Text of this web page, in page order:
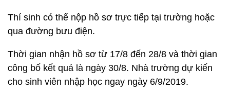
Thí sinh có thể nộp hồ sơ trực tiếp tại trường hoặc
qua đường bưu điện.
Thời gian nhận hồ sơ từ 17/8 đến 28/8 và thời gian
công bố kết quả là ngày 30/8. Nhà trường dự kiến
cho sinh viên nhập học ngay ngày 6/9/2019.